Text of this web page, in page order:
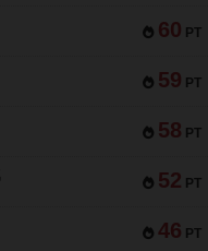
60 PT
59 PT
58 PT
52 PT
46 PT